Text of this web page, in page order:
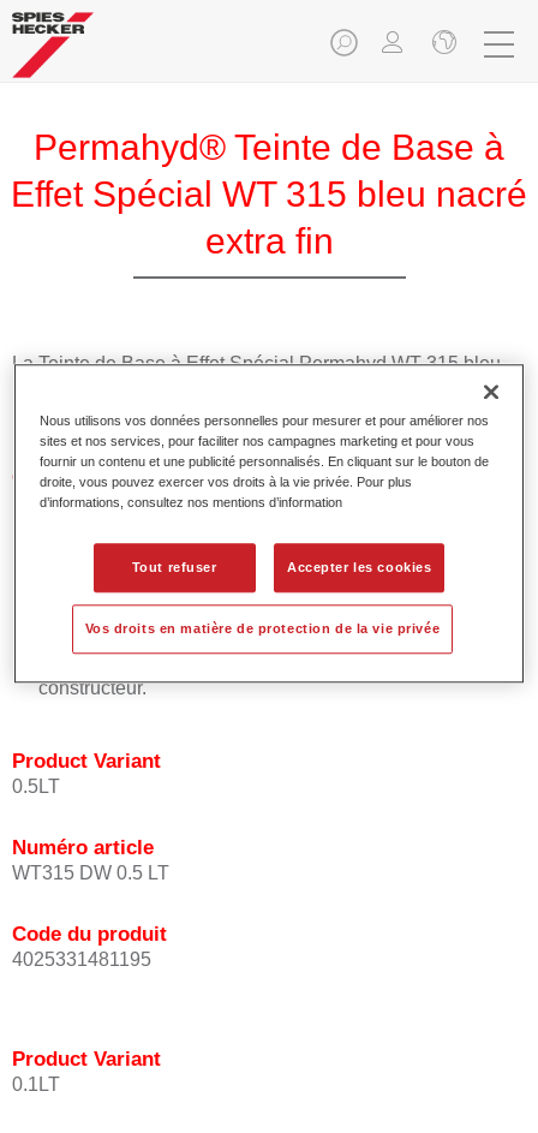
Permahyd® Teinte de Base à
Effet Spécial WT 315 bleu nacré
extra fin
La Teinte de Base à Effet Spécial Permahyd WT 315 bleu
nacré extra fin est utilisable dans les Prélaques Permahyd
Hi-TEC 480 et Permahyd 286.
Caractéristiques du produit
Application facile et rapide.
Permet des raccords faciles et efficaces.
Offre un très bon pouvoir couvrant.
Utilisée pour réparer les teintes à effet spéciaux d'origine
constructeur.
Product Variant
0.5LT
Numéro article
WT315 DW 0.5 LT
Code du produit
4025331481195
Product Variant
0.1LT
Nous utilisons vos données personnelles pour mesurer et pour améliorer nos
sites et nos services, pour faciliter nos campagnes marketing et pour vous
fournir un contenu et une publicité personnalisés. En cliquant sur le bouton de
droite, vous pouvez exercer vos droits à la vie privée. Pour plus
d’informations, consultez nos mentions d’information
Tout refuser Accepter les cookies
Vos droits en matière de protection de la vie privée